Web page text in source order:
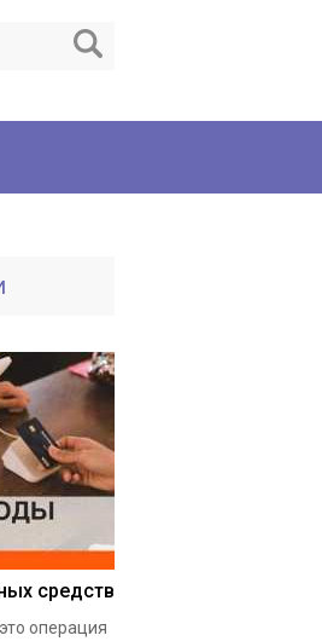
средств
операция